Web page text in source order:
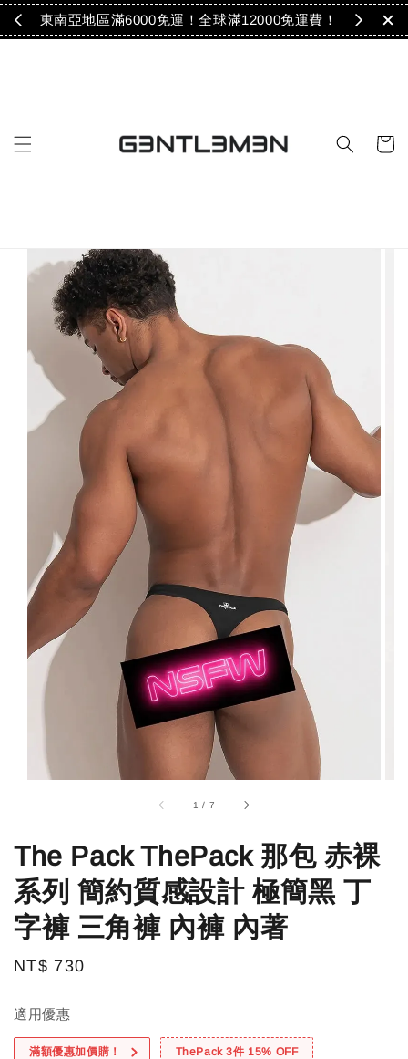
！ 東南亞地區滿6000免運！全球滿12000免運費！
1 / 7
The Pack ThePack 那包 赤裸
系列 簡約質感設計 極簡黑 丁
字褲 三角褲 內褲 內著
Regular
NT$ 730
適用優惠
滿額優惠加價購！ ThePack 3件 15% OFF